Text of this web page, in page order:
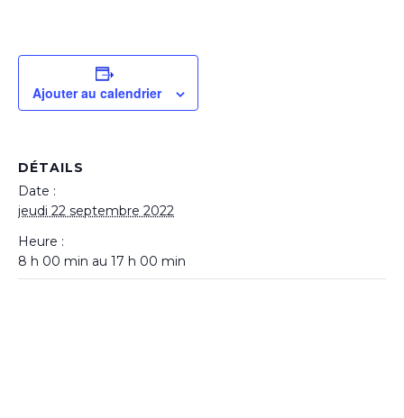
Ajouter au calendrier
DÉTAILS
Date :
jeudi 22 septembre 2022
Heure :
8 h 00 min au 17 h 00 min